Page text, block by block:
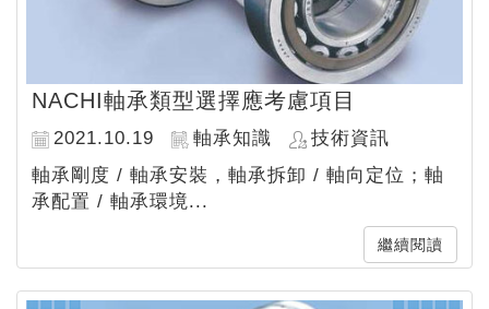
NACHI軸承類型選擇應考慮項目
2021.10.19 軸承知識
技術資訊
軸承剛度 / 軸承安裝，軸承拆卸 / 軸向定位；軸
承配置 / 軸承環境...
繼續閱讀